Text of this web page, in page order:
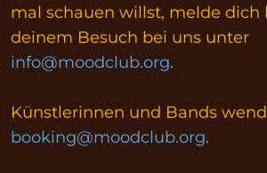
mal schauen willst, melde dich
deinem Besuch bei uns unter
info@moodclub.org.
Künstlerinnen und Bands
booking@moodclub.org.